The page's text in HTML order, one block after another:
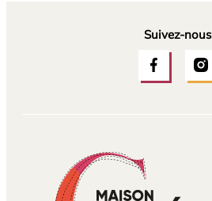
Suivez-nous